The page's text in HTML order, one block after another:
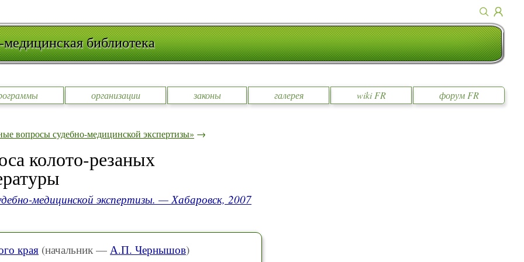
библиотека
организации законы галерея wiki FR форум FR
вопросы судебно-медицинской экспертизы» →
колото-резаных
медицинской экспертизы. — Хабаровск, 2007
края (начальник — А.П. Чернышов)